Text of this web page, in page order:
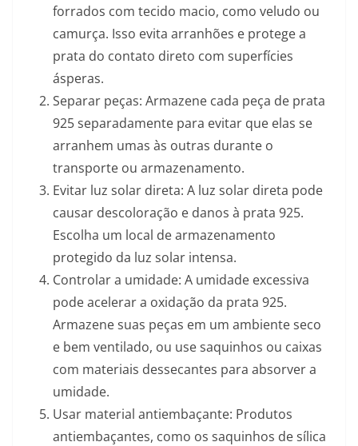
forrados com tecido macio, como veludo ou
camurça. Isso evita arranhões e protege a
prata do contato direto com superfícies
ásperas.
Separar peças: Armazene cada peça de prata
925 separadamente para evitar que elas se
arranhem umas às outras durante o
transporte ou armazenamento.
Evitar luz solar direta: A luz solar direta pode
causar descoloração e danos à prata 925.
Escolha um local de armazenamento
protegido da luz solar intensa.
Controlar a umidade: A umidade excessiva
pode acelerar a oxidação da prata 925.
Armazene suas peças em um ambiente seco
e bem ventilado, ou use saquinhos ou caixas
com materiais dessecantes para absorver a
umidade.
Usar material antiembaçante: Produtos
antiembaçantes, como os saquinhos de sílica